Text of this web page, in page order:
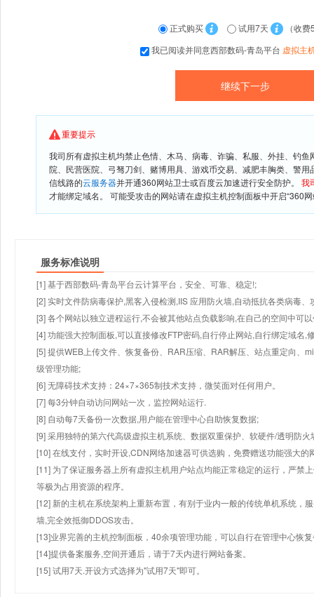
正式购买 试用7天
（收费
我已阅读并同意西部数码-青岛平台 虚拟主
重要提示
我司所有虚拟主机均禁止色情、木马、病毒、诈骗、私服、外挂、钓
院、民营医院、弓驽刀剑、赌博用具、游戏币交易、减肥丰胸类、警
信线路的云服务器并开通360网站卫士或百度云加速进行安全防护。 我
才能绑定域名。 可能受攻击的网站请在虚拟主机控制面板中开启“360
服务标准说明
[1] 基于西部数码-青岛平台云计算平台，安全、可靠、稳定!;
[2] 实时文件防病毒保护,黑客入侵检测,IIS 应用防火墙,自动抵抗各类病毒、
[3] 各个网站以独立进程运行,不会被其他站点负载影响,在自己的空间中可
[4] 功能强大控制面板,可以直接修改FTP密码,自行停止网站,自行绑定域名,
[5] 提供WEB上传文件、恢复备份、RAR压缩、RAR解压、站点重定向、
级管理功能;
[6] 无障碍技术支持：24×7×365制技术支持，微笑面对任何用户。
[7] 每3分钟自动访问网站一次，监控网站运行.
[8] 自动每7天备份一次数据,用户能在管理中心自助恢复数据;
[9] 采用独特的第六代高级虚拟主机系统、数据双重保护、软硬件/透明防火
[10] 在线支付，实时开设,CDN网络加速器可供选购，免费赠送功能强大
[11] 为了保证服务器上所有虚拟主机用户站点均能正常稳定的运行，严禁
等极为占用资源的程序。
[12] 新的主机在系统架构上重新布置，有别于业内一般的传统单机系统，
墙,完全效抵御DDOS攻击。
[13]业界完善的主机控制面板，40余项管理功能，可以自行在管理中心恢
[14]提供备案服务,空间开通后，请于7天内进行网站备案。
[15] 试用7天.开设方式选择为"试用7天"即可。